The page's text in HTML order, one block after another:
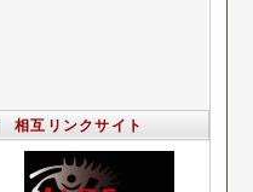
相互リンクサイト